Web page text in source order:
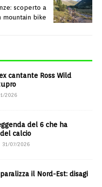
scoperto a
mountain bike
cantante Ross Wild
2026
del 6 che ha
calcio
31/07/2026
il Nord-Est: disagi